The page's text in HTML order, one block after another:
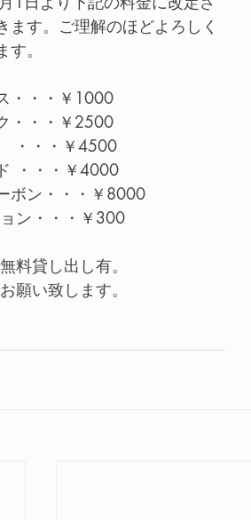
ます。ご理解のほどよろしく
。
・・・￥1000
・・・￥2500
・・・￥4500
・・・￥4000
ボン・・・￥8000
・￥300
料貸し出し有。
予約をお願い致します。